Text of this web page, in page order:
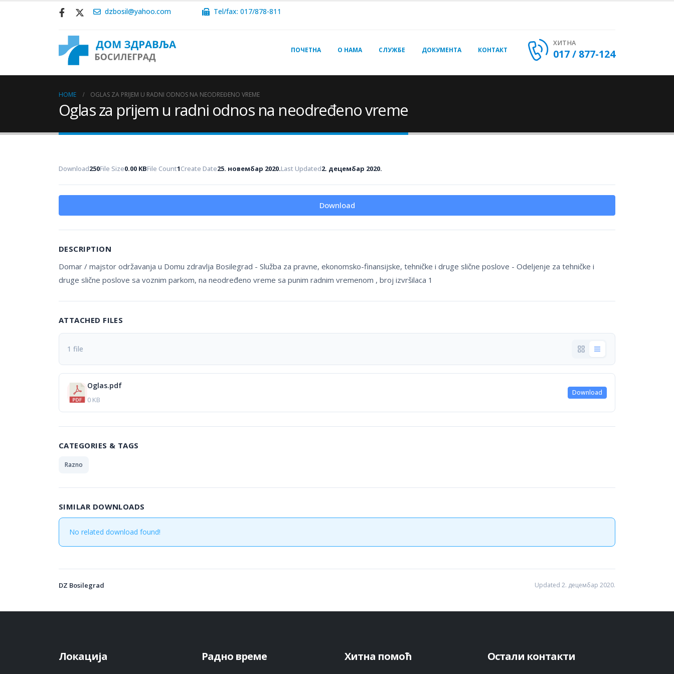
dzbosil@yahoo.com Tel/fax: 017/878-811
ПОЧЕТНА О НАМА СЛУЖБЕ ДОКУМЕНТА КОНТАКТ
ХИТНА
017 / 877-124
HOME OGLAS ZA PRIJEM U RADNI ODNOS NA NEODREĐENO VREME
Oglas za prijem u radni odnos na neodređeno vreme
Download250File Size0.00 KBFile Count1Create Date25. новембар 2020.Last Updated2. децембар 2020.
Download
DESCRIPTION
Domar / majstor održavanja u Domu zdravlja Bosilegrad - Služba za pravne, ekonomsko-finansijske, tehničke i druge slične poslove - Odeljenje za tehničke i
druge slične poslove sa voznim parkom, na neodređeno vreme sa punim radnim vremenom , broj izvršilaca 1
ATTACHED FILES
1 file
Oglas.pdf
0 KB
Download
CATEGORIES & TAGS
Razno
SIMILAR DOWNLOADS
No related download found!
DZ Bosilegrad Updated 2. децембар 2020.
Локација Радно време Хитна помоћ Остали контакти